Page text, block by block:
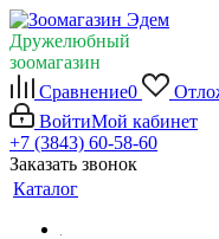
Дружелюбный
зоомагазин
Сравнение0
ВойтиМой кабинет
+7 (3843) 60-58-60
Заказать звонок
Каталог